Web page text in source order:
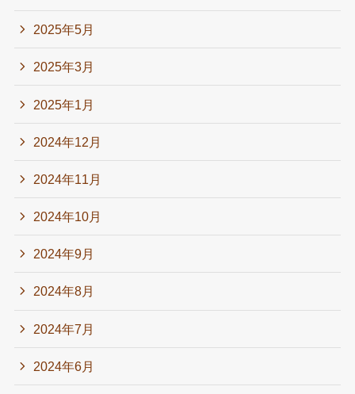
2025年5月
2025年3月
2025年1月
2024年12月
2024年11月
2024年10月
2024年9月
2024年8月
2024年7月
2024年6月